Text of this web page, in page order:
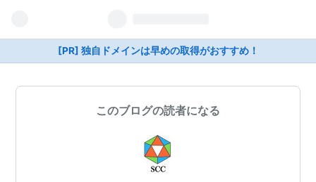
[PR] 独自ドメインは早めの取得がおすすめ！
このブログの読者になる